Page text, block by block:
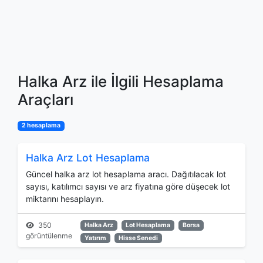
Halka Arz ile İlgili Hesaplama
Araçları
2 hesaplama
Halka Arz Lot Hesaplama
Güncel halka arz lot hesaplama aracı. Dağıtılacak lot
sayısı, katılımcı sayısı ve arz fiyatına göre düşecek lot
miktarını hesaplayın.
350
görüntülenme
Halka Arz Lot Hesaplama
Borsa
Yatırım
Hisse Senedi